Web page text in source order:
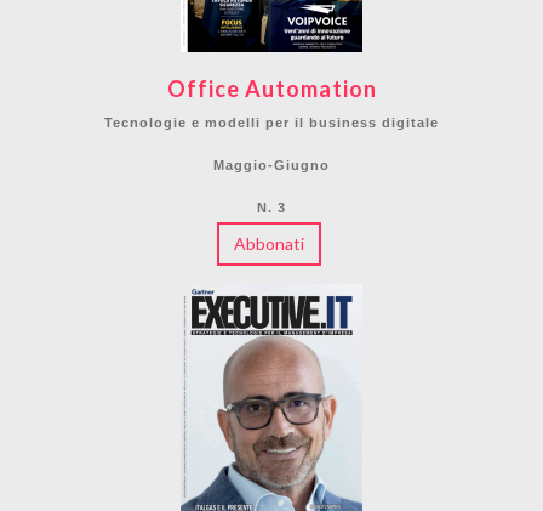
Office Automation
Tecnologie e modelli per il business digitale
Maggio-Giugno
N. 3
Abbonati